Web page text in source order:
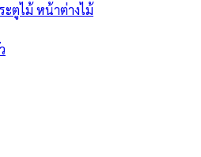
ะตูไม้ หน้าต่างไม้